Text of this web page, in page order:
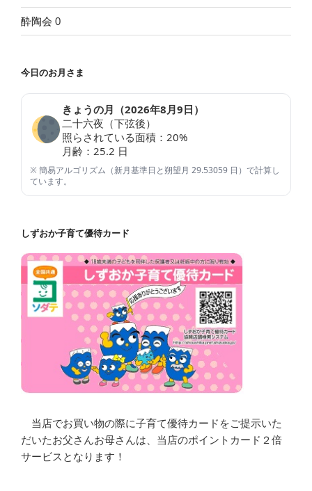
酔陶会 0
今日のお月さま
きょうの月（2026年8月9日 ）
二十六夜（下弦後）
照らされている面積： 20%
月齢： 25.2 日
※ 簡易アルゴリズム（新月基準日と朔望月 29.53059 日）で計算し
ています。
しずおか子育て優待カード
当店でお買い物の際に子育て優待カードをご提示いた
だいたお父さんお母さんは、当店のポイントカード２倍
サービスとなります！